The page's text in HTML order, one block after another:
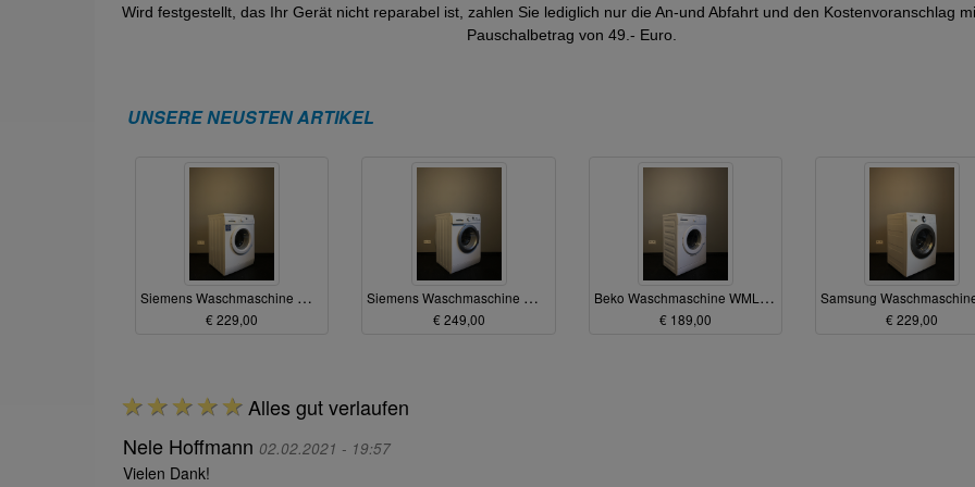
Wird festgestellt, das Ihr Gerät nicht reparabel ist, zahlen Sie lediglich nur die An-und Abfahrt und den Kostenvoranschlag
Pauschalbetrag von 49.- Euro.
UNSERE NEUSTEN ARTIKEL
Siemens Waschmaschine WM16E340
€ 229,00
Siemens Waschmaschine WM14E34FCB A+++
€ 249,00
Beko Waschmaschine WML 15106 NE A+ ca 45cm tief ( lackiert )
€ 189,00 € 229,00
Alles gut verlaufen
Nele Hoffmann 02.02.2021 - 19:57
Vielen Dank!